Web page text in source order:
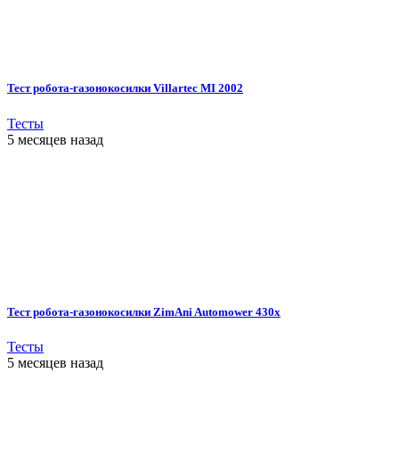
Тест робота-газонокосилки Villartec MI 2002
Тесты
5 месяцев назад
Тест робота-газонокосилки ZimAni Automower 430х
Тесты
5 месяцев назад